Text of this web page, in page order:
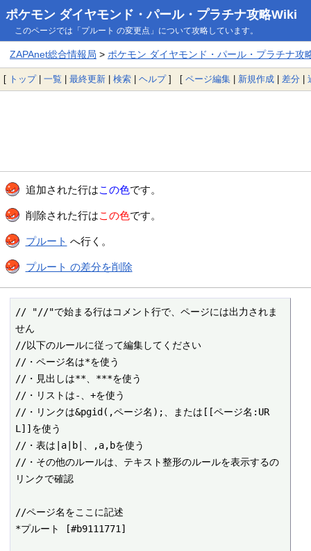
ポケモン ダイヤモンド・パール・プラチナ攻略Wiki
このページでは「プルート の変更点」について攻略しています。
ZAPAnet総合情報局 > ポケモン ダイヤモンド・パール・プラチナ攻
[ トップ| 一覧 | 最終更新 | 検索 | ヘルプ] [ ページ編集 | 新規作成 | 差分 |
追加された行はこの色です。
削除された行はこの色です。
プルート へ行く。
プルート の差分を削除
// "//"で始まる行はコメント行で、ページには出力されま
せん
//以下のルールに従って編集してください
//・ページ名は*を使う
//・見出しは**、***を使う
//・リストは-、+を使う
//・リンクは&pgid(,ページ名);、または[[ページ名:UR
L]]を使う
//・表は|a|b|、,a,bを使う
//・その他のルールは、テキスト整形のルールを表示するの
リンクで確認
//ページ名をここに記述
*プルート [#b9111771]